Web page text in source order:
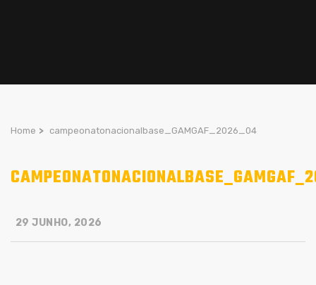
Home > campeonatonacionalbase_GAMGAF_2026_04
29 JUNHO, 2026